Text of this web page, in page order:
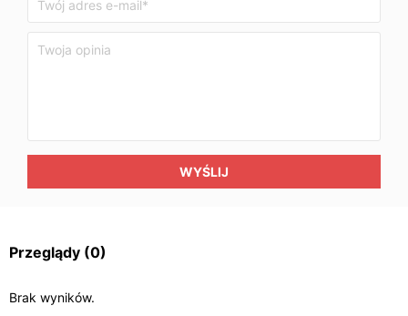
WYŚLIJ
Przeglądy (0)
Brak wyników.